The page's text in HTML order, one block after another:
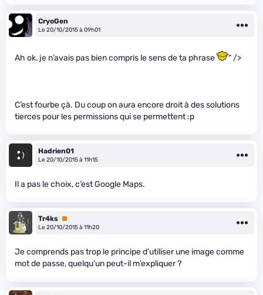
CryoGen
Le 20/10/2015 à 09h01
Ah ok, je n’avais pas bien compris le sens de ta phrase " />
C’est fourbe çà. Du coup on aura encore droit à des solutions
tierces pour les permissions qui se permettent :p
Hadrien01
Le 20/10/2015 à 11h15
Il a pas le choix, c’est Google Maps.
Tr4ks Premium
Le 20/10/2015 à 11h20
Je comprends pas trop le principe d’utiliser une image comme
mot de passe, quelqu’un peut-il m’expliquer ?